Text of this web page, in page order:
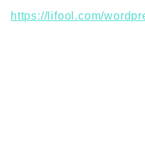
https://lifool.com/